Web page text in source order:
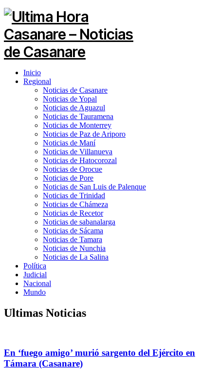
Inicio
Regional
Noticias de Casanare
Noticias de Yopal
Noticias de Aguazul
Noticias de Tauramena
Noticias de Monterrey
Noticias de Paz de Ariporo
Noticias de Maní
Noticias de Villanueva
Noticias de Hatocorozal
Noticias de Orocue
Noticias de Pore
Noticias de San Luis de Palenque
Noticias de Trinidad
Noticias de Chámeza
Noticias de Recetor
Noticias de sabanalarga
Noticias de Sácama
Noticias de Tamara
Noticias de Nunchia
Noticias de La Salina
Política
Judicial
Nacional
Mundo
Ultimas Noticias
En ‘fuego amigo’ murió sargento del Ejército en
Támara (Casanare)